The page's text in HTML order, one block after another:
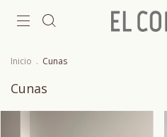
Inicio . Cunas
Cunas